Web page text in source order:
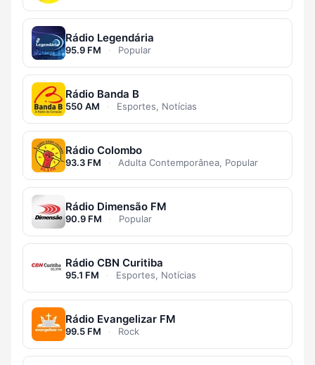
Rádio Legendária
95.9 FM · Popular
Rádio Banda B
550 AM · Esportes, Notícias
Rádio Colombo
93.3 FM · Adulta Contemporânea, Popular
Rádio Dimensão FM
90.9 FM · Popular
Rádio CBN Curitiba
95.1 FM · Esportes, Notícias
Rádio Evangelizar FM
99.5 FM · Rock